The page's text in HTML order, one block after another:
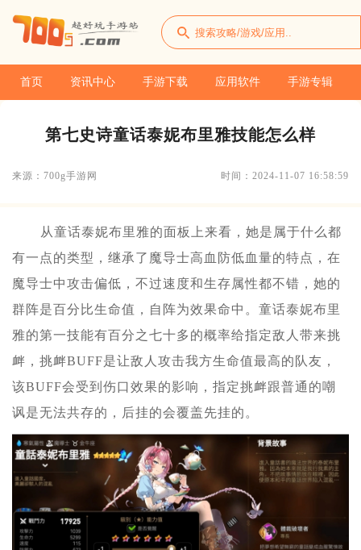
首页 资讯中心 手游下载 应用软件 手游专辑
第七史诗童话泰妮布里雅技能怎么样
来源：700g手游网 时间：2024-11-07 16:58:59
从童话泰妮布里雅的面板上来看，她是属于什么都
有一点的类型，继承了魔导士高血防低血量的特点，在
魔导士中攻击偏低，不过速度和生存属性都不错，她的
群阵是百分比生命值，自阵为效果命中。童话泰妮布里
雅的第一技能有百分之七十多的概率给指定敌人带来挑
衅，挑衅BUFF是让敌人攻击我方生命值最高的队友，
该BUFF会受到伤口效果的影响，指定挑衅跟普通的嘲
讽是无法共存的，后挂的会覆盖先挂的。